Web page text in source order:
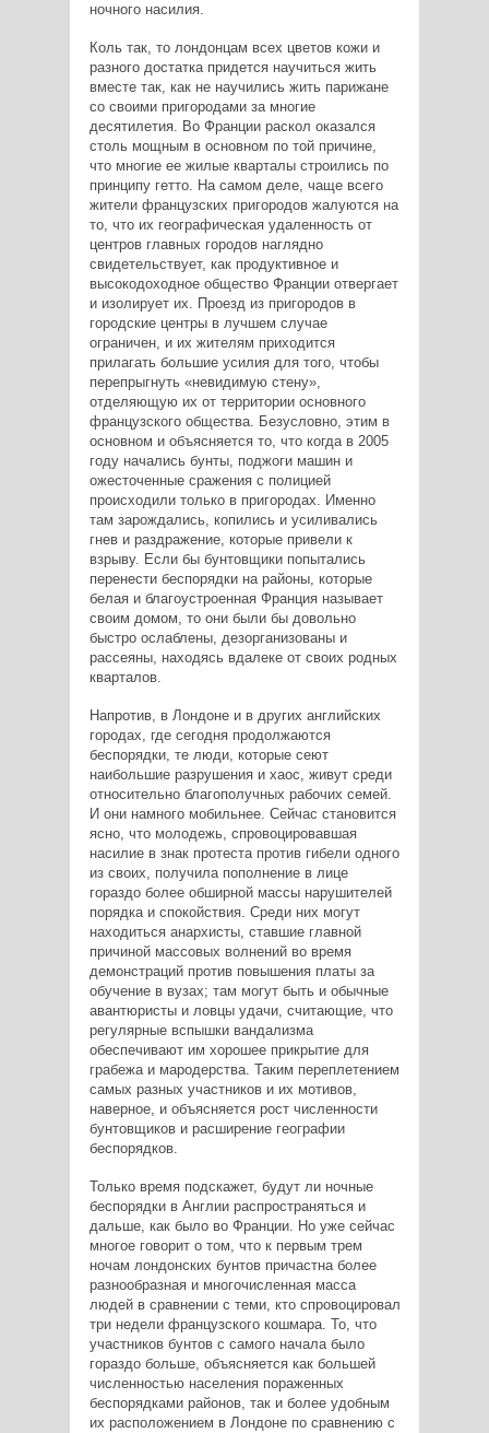
ночного насилия.
Коль так, то лондонцам всех цветов кожи и
разного достатка придется научиться жить
вместе так, как не научились жить парижане
со своими пригородами за многие
десятилетия. Во Франции раскол оказался
столь мощным в основном по той причине,
что многие ее жилые кварталы строились по
принципу гетто. На самом деле, чаще всего
жители французских пригородов жалуются на
то, что их географическая удаленность от
центров главных городов наглядно
свидетельствует, как продуктивное и
высокодоходное общество Франции отвергает
и изолирует их. Проезд из пригородов в
городские центры в лучшем случае
ограничен, и их жителям приходится
прилагать большие усилия для того, чтобы
перепрыгнуть «невидимую стену»,
отделяющую их от территории основного
французского общества. Безусловно, этим в
основном и объясняется то, что когда в 2005
году начались бунты, поджоги машин и
ожесточенные сражения с полицией
происходили только в пригородах. Именно
там зарождались, копились и усиливались
гнев и раздражение, которые привели к
взрыву. Если бы бунтовщики попытались
перенести беспорядки на районы, которые
белая и благоустроенная Франция называет
своим домом, то они были бы довольно
быстро ослаблены, дезорганизованы и
рассеяны, находясь вдалеке от своих родных
кварталов.
Напротив, в Лондоне и в других английских
городах, где сегодня продолжаются
беспорядки, те люди, которые сеют
наибольшие разрушения и хаос, живут среди
относительно благополучных рабочих семей.
И они намного мобильнее. Сейчас становится
ясно, что молодежь, спровоцировавшая
насилие в знак протеста против гибели одного
из своих, получила пополнение в лице
гораздо более обширной массы нарушителей
порядка и спокойствия. Среди них могут
находиться анархисты, ставшие главной
причиной массовых волнений во время
демонстраций против повышения платы за
обучение в вузах; там могут быть и обычные
авантюристы и ловцы удачи, считающие, что
регулярные вспышки вандализма
обеспечивают им хорошее прикрытие для
грабежа и мародерства. Таким переплетением
самых разных участников и их мотивов,
наверное, и объясняется рост численности
бунтовщиков и расширение географии
беспорядков.
Только время подскажет, будут ли ночные
беспорядки в Англии распространяться и
дальше, как было во Франции. Но уже сейчас
многое говорит о том, что к первым трем
ночам лондонских бунтов причастна более
разнообразная и многочисленная масса
людей в сравнении с теми, кто спровоцировал
три недели французского кошмара. То, что
участников бунтов с самого начала было
гораздо больше, объясняется как большей
численностью населения пораженных
беспорядками районов, так и более удобным
их расположением в Лондоне по сравнению с